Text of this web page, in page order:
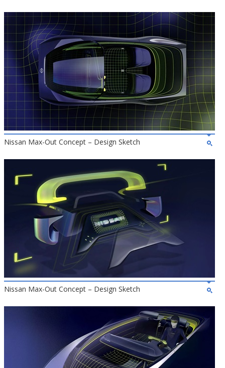
Nissan Max-Out Concept – Design Sketch
Nissan Max-Out Concept – Design Sketch